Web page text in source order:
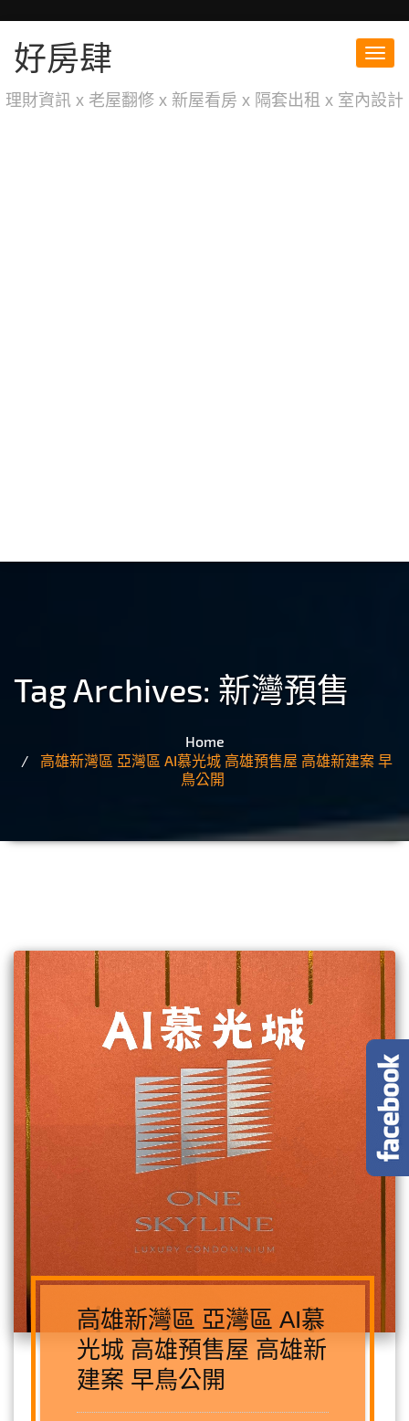
好房肆
理財資訊 x 老屋翻修 x 新屋看房 x 隔套出租 x 室內設計
Tag Archives: 新灣預售
Home
高雄新灣區 亞灣區 AI慕光城 高雄預售屋 高雄新建案 早
鳥公開
高雄新灣區 亞灣區 AI慕
光城 高雄預售屋 高雄新
建案 早鳥公開